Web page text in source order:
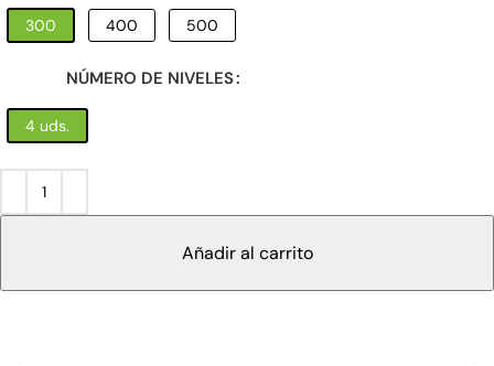
300 400 500
NÚMERO DE NIVELES
4 uds.
Añadir al carrito